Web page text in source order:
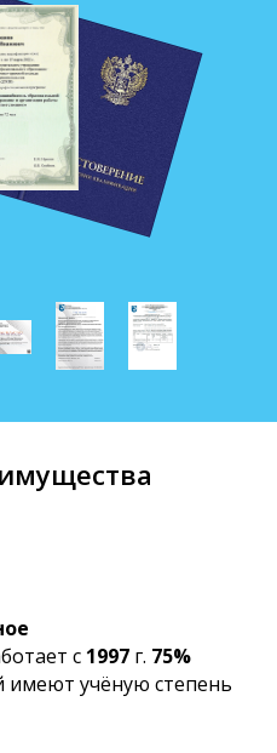
с 1997 г. 75%
имеют учёную степень